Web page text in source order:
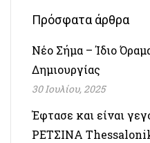
Πρόσφατα άρθρα
Νέο Σήμα – Ίδιο
Δημιουργίας
30 Ιουλίου, 2025
Έφτασε και είναι
ΡΕΤΣΙΝΑ